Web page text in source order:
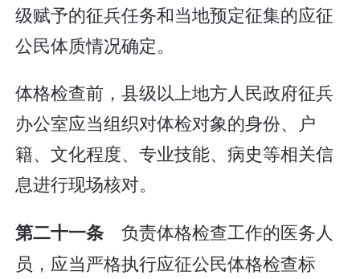
级赋予的征兵任务和当地预定征集的应征
公民体质情况确定。
体格检查前，县级以上地方人民政府征兵
办公室应当组织对体检对象的身份、户
籍、文化程度、专业技能、病史等相关信
息进行现场核对。
第二十一条 负责体格检查工作的医务人
员，应当严格执行应征公民体格检查标